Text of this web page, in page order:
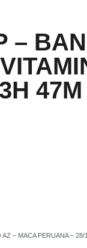
–
47M
– MACA PERUANA –